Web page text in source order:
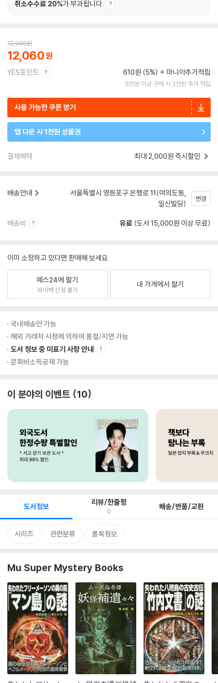
취소수수료 20%가 부과됩니다.
12,060원
12,060
YES포인트 610원 (5%) 마니아추가적립
5만원 이상 구매 시 2천원 추가 적립
사용 가능한 쿠폰 받기
앱 다운 시 1천원 상품권
결제혜택 최대 2,000원 즉시할인
배송안내
서울특별시 영등포구 은행로 11(여의도동,
일신빌딩)
변경
배송비 유료 (도서 15,000원 이상 무료)
이미 소장하고 있다면 판매해 보세요.
예스24에 팔기
바이백 신청 불가
내 가게에서 팔기
국내배송만 가능
해외 거래처 사정에 의하여 품절/지연 가능
도서 정보 중 미표기 사항 안내
문화비소득공제 가능
이 분야의 이벤트 10
도서정보 리뷰/한줄평
0 배송/반품/교환
시리즈 관련분류 품목정보
Mu Super Mystery Books